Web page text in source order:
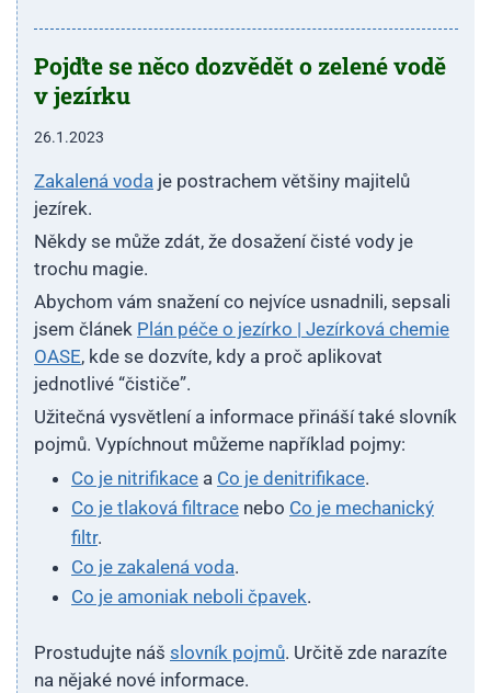
Pojďte se něco dozvědět o zelené vodě
v jezírku
26.1.2023
Zakalená voda je postrachem většiny majitelů
jezírek.
Někdy se může zdát, že dosažení čisté vody je
trochu magie.
Abychom vám snažení co nejvíce usnadnili, sepsali
jsem článek Plán péče o jezírko | Jezírková chemie
OASE, kde se dozvíte, kdy a proč aplikovat
jednotlivé “čističe”.
Užitečná vysvětlení a informace přináší také slovník
pojmů. Vypíchnout můžeme například pojmy:
Co je nitrifikace a Co je denitrifikace.
Co je tlaková filtrace nebo Co je mechanický
filtr.
Co je zakalená voda.
Co je amoniak neboli čpavek.
Prostudujte náš slovník pojmů. Určitě zde narazíte
na nějaké nové informace.